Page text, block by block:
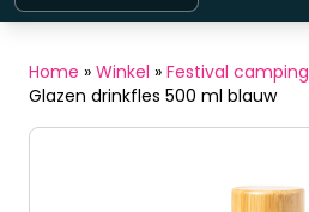
Home » Winkel » Festival camping
Glazen drinkfles 500 ml blauw